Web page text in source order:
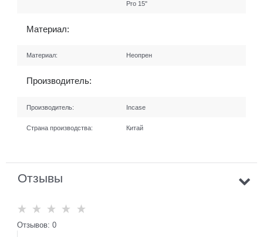
Pro 15"
Материал:
Материал: Неопрен
Производитель:
Производитель: Incase
Страна производства: Китай
Отзывы
Отзывов: 0